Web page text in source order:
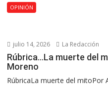
OPINIÓN
julio 14, 2026 La Redacción
Rúbrica…La muerte del
Moreno
RúbricaLa muerte del mitoPor